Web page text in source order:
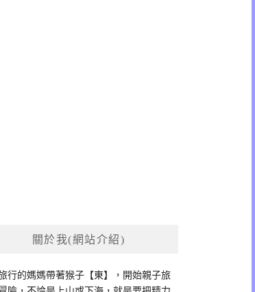
關於我(網站介紹)
行的媽媽帶著猴子【東】，開始親子旅